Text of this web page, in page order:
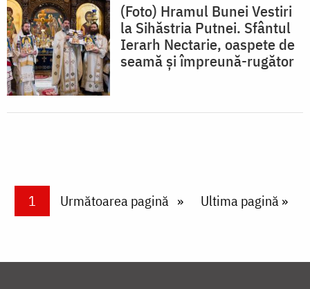
(Foto) Hramul Bunei Vestiri
la Sihăstria Putnei. Sfântul
Ierarh Nectarie, oaspete de
seamă și împreună-rugător
PaginareCurrent page
1 Next page
Următoarea pagină Last page
Ultima pagină »